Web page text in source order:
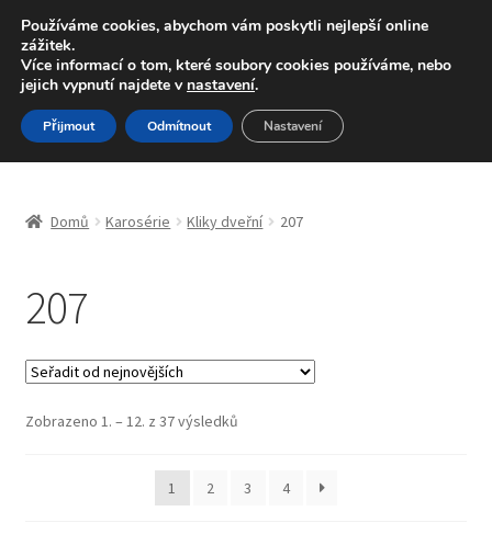
DOPRAVA od 139,-Kč
Volejte po-pá 9-16 704 494 494
Přeskočit
na
navigaci
Přejít
k
obsahu
Celosvětová doprava
Doprava
Kontakt
Domů Karosérie Kliky dveřní 207
207
Zobrazeno 1. – 12. z 37 výsledkůSeřazeno
1
2 3 4
Používáme cookies, abychom vám poskytli nejlepší online
zážitek.
Více informací o tom, které soubory cookies používáme, nebo
jejich vypnutí najdete v nastavení.
Přijmout Odmítnout Nastavení